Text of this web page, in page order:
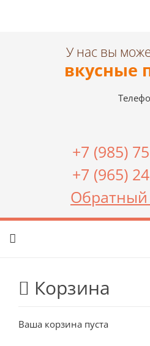
У нас вы
вкусные
+7 (985)
+7 (965)
Обратный
Корзина
Ваша корзина пуста